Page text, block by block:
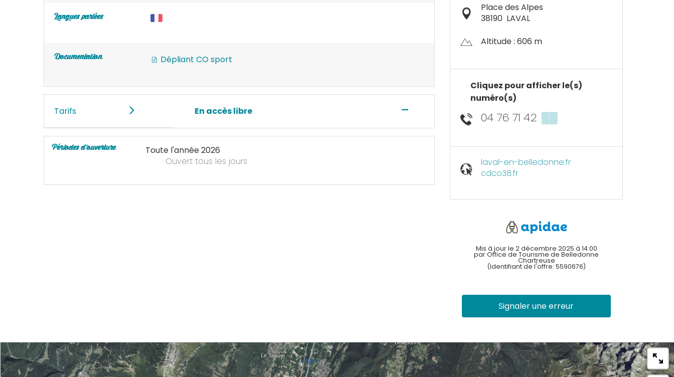
Langues parlées
Documentation Dépliant CO sport
Tarifs En accès libre —
Périodes d'ouverture
Toute l'année 2026
Ouvert tous les jours
Place des Alpes
38190 LAVAL
Altitude : 606 m
Cliquez pour afficher le(s)
numéro(s)
04 76 71 42 ▒▒
laval-en-belledonne.fr
cdco38.fr
Mis à jour le 2 décembre 2025 à 14:00
par Office de Tourisme de Belledonne
Chartreuse
(Identifiant de l'offre: 5590676)
Signaler une erreur